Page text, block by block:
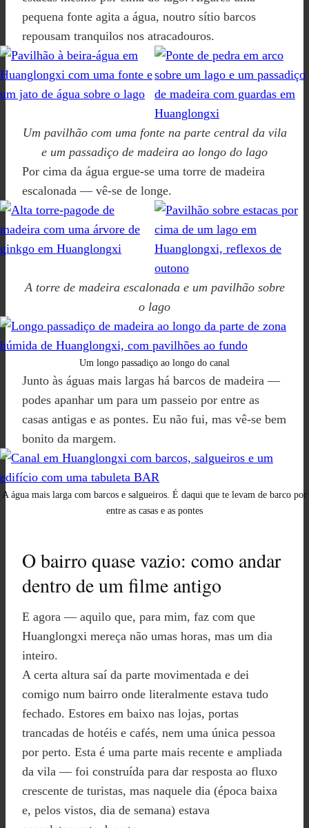
pequena fonte agita a água, noutro sítio barcos
repousam tranquilos nos atracadouros.
Um pavilhão com uma fonte na parte central da vila
e um passadiço de madeira ao longo do lago
Por cima da água ergue-se uma torre de madeira
escalonada — vê-se de longe.
A torre de madeira escalonada e um pavilhão sobre
o lago
Um longo passadiço ao longo do canal
Junto às águas mais largas há barcos de madeira —
podes apanhar um para um passeio por entre as
casas antigas e as pontes. Eu não fui, mas vê-se bem
bonito da margem.
A água mais larga com barcos e salgueiros. É daqui que te levam de barco por
entre as casas e as pontes
O bairro quase vazio: como andar
dentro de um filme antigo
E agora — aquilo que, para mim, faz com que
Huanglongxi mereça não umas horas, mas um dia
inteiro.
A certa altura saí da parte movimentada e dei
comigo num bairro onde literalmente estava tudo
fechado. Estores em baixo nas lojas, portas
trancadas de hotéis e cafés, nem uma única pessoa
por perto. Esta é uma parte mais recente e ampliada
da vila — foi construída para dar resposta ao fluxo
crescente de turistas, mas naquele dia (época baixa
e, pelos vistos, dia de semana) estava